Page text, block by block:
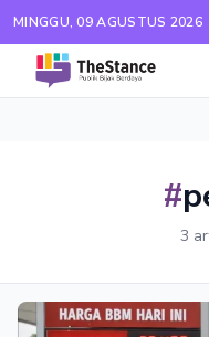
MINGGU, 09 AGUSTUS 2026
#
3